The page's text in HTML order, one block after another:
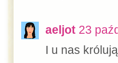
aeljot 23
I u nas